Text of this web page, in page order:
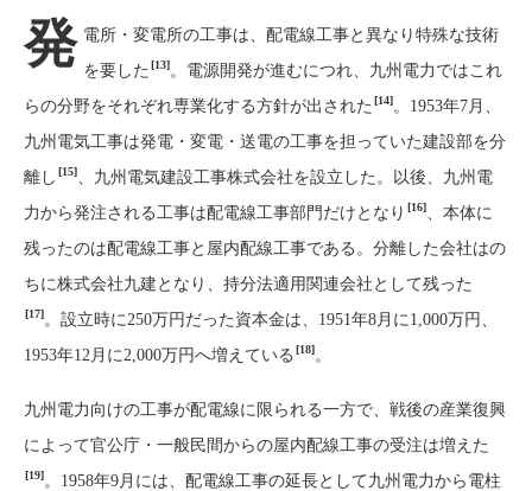
発 電所・変電所の工事は、配電線工事と異なり特殊な技術
を要した [13]。電源開発が進むにつれ、九州電力ではこれ
らの分野をそれぞれ専業化する方針が出された [14]。1953年7月、
九州電気工事は発電・変電・送電の工事を担っていた建設部を分
離し [15]
、九州電気建設工事株式会社を設立した。以後、九州電
力から発注される工事は配電線工事部門だけとなり [16]
、本体に
残ったのは配電線工事と屋内配線工事である。分離した会社はの
ちに株式会社九建となり、持分法適用関連会社として残った
[17]。設立時に250万円だった資本金は、1951年8月に1,000万円、
1953年12月に2,000万円へ増えている [18]。
九州電力向けの工事が配電線に限られる一方で、戦後の産業復興
によって官公庁・一般民間からの屋内配線工事の受注は増えた
[19]。1958年9月には、配電線工事の延長として九州電力から電柱